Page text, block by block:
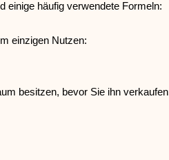
einige häufig verwendete Formeln:
einzigen Nutzen:
besitzen, bevor Sie ihn